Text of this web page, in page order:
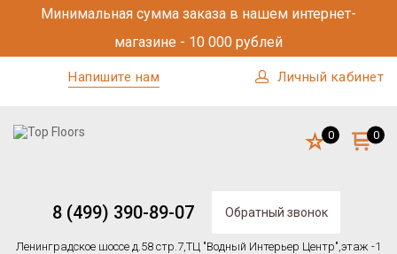
Минимальная сумма заказа в нашем интернет-
магазине - 10 000 рублей
Напишите нам Личный кабинет
8 (499) 390-89-07 Обратный звонок
Ленинградское шоссе д.58 стр.7,ТЦ "Водный Интерьер Центр",этаж -1
0 0